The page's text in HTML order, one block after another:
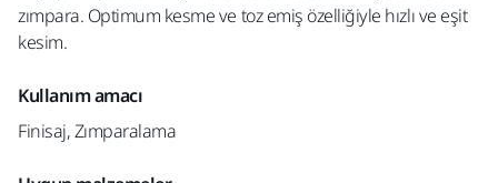
zımpara. Optimum kesme ve toz emiş özelliğiyle hızlı ve eşit
kesim.
Kullanım amacı
Finisaj, Zımparalama